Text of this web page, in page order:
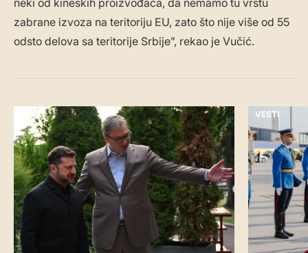
neki od kineskih proizvođača, da nemamo tu vrstu
zabrane izvoza na teritoriju EU, zato što nije više od 55
odsto delova sa teritorije Srbije”, rekao je Vučić.
VESTI VESTI